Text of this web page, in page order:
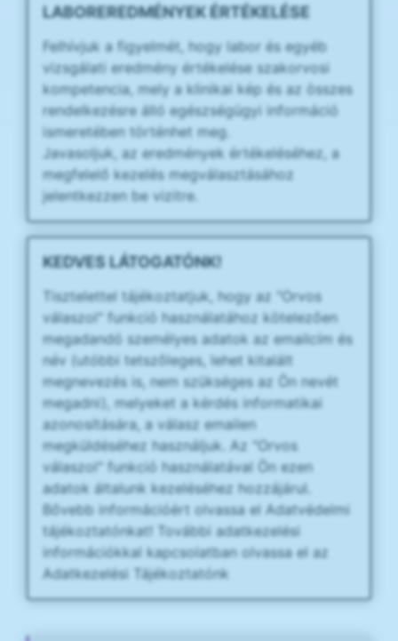
LABOREREDMÉNYEK ÉRTÉKELÉSE
Felhívjuk a figyelmét, hogy labor és egyéb
vizsgálati eredmény értékelése szakorvosi
kompetencia, mely a klinikai kép és az összes
rendelkezésre álló egészségügyi információ
ismeretében történhet meg.
Javasoljuk, az eredmények értékeléséhez, a
megfelelő kezelés megválasztásához
jelentkezzen be vizitre.
KEDVES LÁTOGATÓNK!
Tisztelettel tájékoztatjuk, hogy az "Orvos
válaszol" funkció használatához kötelezően
megadandó személyes adatok az emailcím és
név (utóbbi tetszőleges, lehet kitalált
megnevezés is, nem szükséges az Ön nevét
megadni), melyeket a kérdés informatikai
azonosítására, a válasz emailen
megküldéséhez használjuk. Az "Orvos
válaszol" funkció használatával Ön ezen
adatok általunk kezeléséhez hozzájárul.
Bővebb információért olvassa el Adatvédelmi
tájékoztatónkat! További adatkezelési
információkkal kapcsolatban olvassa el az
Adatkezelési Tájékoztatónk